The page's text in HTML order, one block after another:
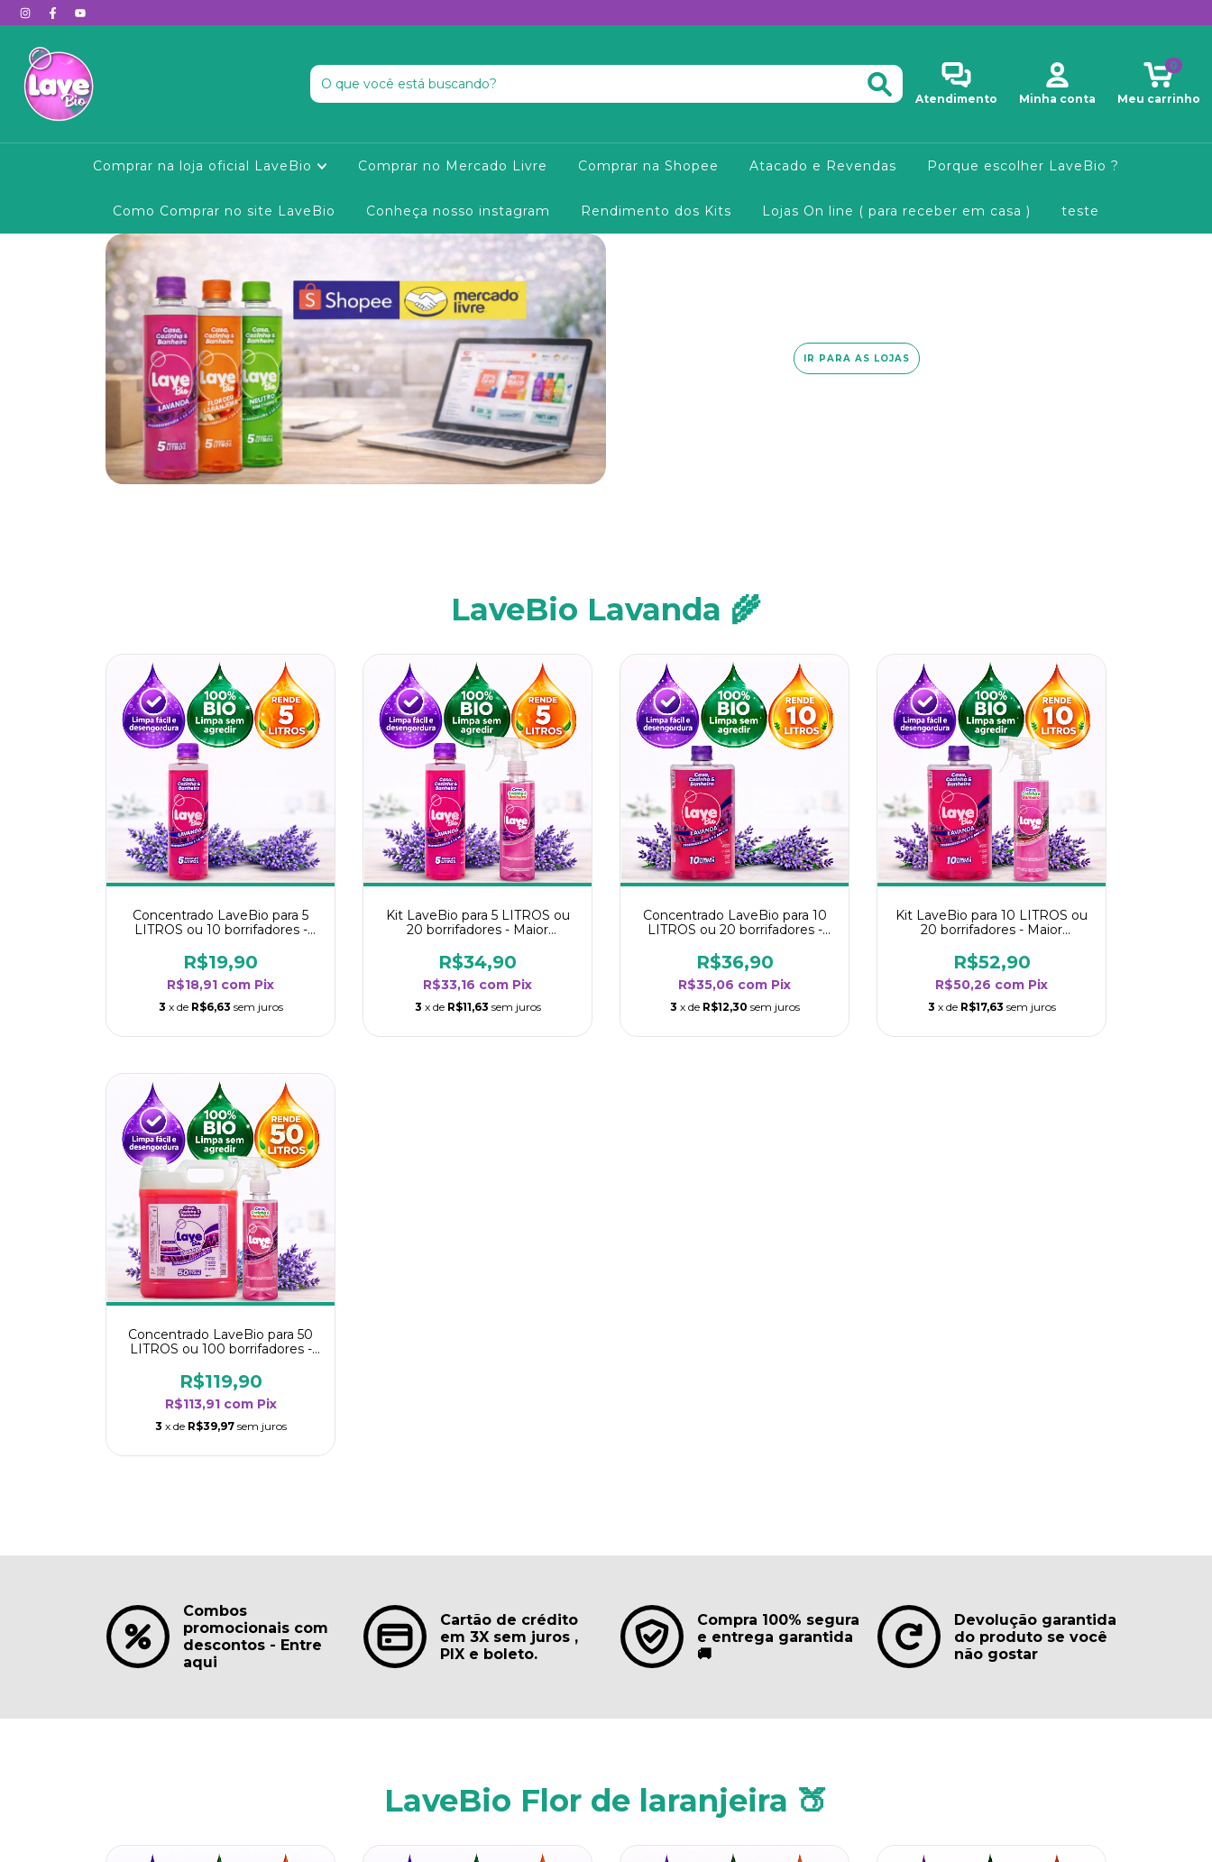
Atendimento Minha conta Meu carrinho
0
Comprar na loja oficial LaveBio Comprar no Mercado Livre Comprar na Shopee Atacado e Revendas Porque escolher LaveBio ?
Como Comprar no site LaveBio Conheça nosso instagram Rendimento dos Kits Lojas On line ( para receber em casa ) teste
IR PARA AS LOJAS
LaveBio Lavanda 🌾
Concentrado LaveBio para 5
LITROS ou 10 borrifadores -
- Lavanda
R$19,90
R$18,91 com Pix
3 x de R$6,63 sem juros
Kit LaveBio para 5 LITROS ou
20 borrifadores - Maior
Lavanda
R$34,90
R$33,16 com Pix
3 x de R$11,63 sem juros
Concentrado LaveBio para 10
LITROS ou 20 borrifadores -
- Lavanda
R$36,90
R$35,06 com Pix
3 x de R$12,30 sem juros
Kit LaveBio para 10 LITROS ou
20 borrifadores - Maior
Lavanda
R$52,90
R$50,26 com Pix
3 x de R$17,63 sem juros
Concentrado LaveBio para 50
LITROS ou 100 borrifadores -
- Lavanda
R$119,90
R$113,91 com Pix
3 x de R$39,97 sem juros
Combos
promocionais com
descontos - Entre
aqui
Cartão de crédito
em 3X sem juros ,
PIX e boleto.
Compra 100% segura
e entrega garantida
🚚
Devolução garantida
do produto se você
não gostar
LaveBio Flor de laranjeira 🍑